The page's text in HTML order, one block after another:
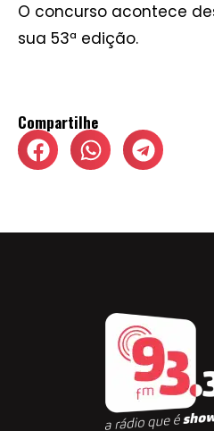
O concurso acontece
sua 53ª edição.
Compartilhe